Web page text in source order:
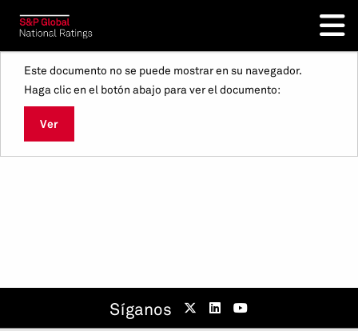
Este documento no se puede mostrar en su navegador.
Haga clic en el botón abajo para ver el documento:
Ver
Síganos